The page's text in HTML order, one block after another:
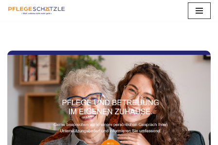
springen